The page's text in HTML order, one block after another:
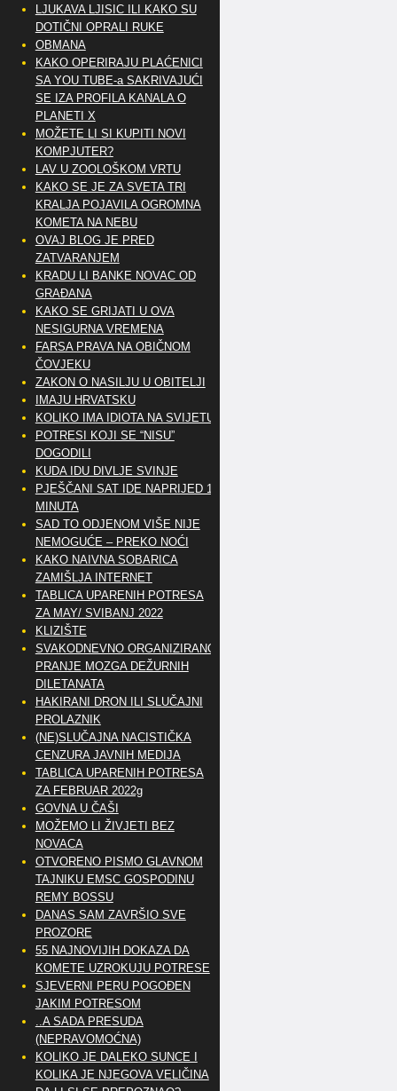
LJUKAVA LJISIC ILI KAKO SU
DOTIČNI OPRALI RUKE
OBMANA
KAKO OPERIRAJU PLAĆENICI
SA YOU TUBE-a SAKRIVAJUĆI
SE IZA PROFILA KANALA O
PLANETI X
MOŽETE LI SI KUPITI NOVI
KOMPJUTER?
LAV U ZOOLOŠKOM VRTU
KAKO SE JE ZA SVETA TRI
KRALJA POJAVILA OGROMNA
KOMETA NA NEBU
OVAJ BLOG JE PRED
ZATVARANJEM
KRADU LI BANKE NOVAC OD
GRAĐANA
KAKO SE GRIJATI U OVA
NESIGURNA VREMENA
FARSA PRAVA NA OBIČNOM
ČOVJEKU
ZAKON O NASILJU U OBITELJI
IMAJU HRVATSKU
KOLIKO IMA IDIOTA NA SVIJETU?
POTRESI KOJI SE “NISU”
DOGODILI
KUDA IDU DIVLJE SVINJE
PJEŠČANI SAT IDE NAPRIJED 10
MINUTA
SAD TO ODJENOM VIŠE NIJE
NEMOGUĆE – PREKO NOĆI
KAKO NAIVNA SOBARICA
ZAMIŠLJA INTERNET
TABLICA UPARENIH POTRESA
ZA MAY/ SVIBANJ 2022
KLIZIŠTE
SVAKODNEVNO ORGANIZIRANO
PRANJE MOZGA DEŽURNIH
DILETANATA
HAKIRANI DRON ILI SLUČAJNI
PROLAZNIK
(NE)SLUČAJNA NACISTIČKA
CENZURA JAVNIH MEDIJA
TABLICA UPARENIH POTRESA
ZA FEBRUAR 2022g
GOVNA U ČAŠI
MOŽEMO LI ŽIVJETI BEZ
NOVACA
OTVORENO PISMO GLAVNOM
TAJNIKU EMSC GOSPODINU
REMY BOSSU
DANAS SAM ZAVRŠIO SVE
PROZORE
55 NAJNOVIJIH DOKAZA DA
KOMETE UZROKUJU POTRESE
SJEVERNI PERU POGOĐEN
JAKIM POTRESOM
..A SADA PRESUDA
(NEPRAVOMOĆNA)
KOLIKO JE DALEKO SUNCE I
KOLIKA JE NJEGOVA VELIČINA